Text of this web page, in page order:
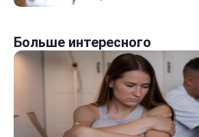
Больше интересного